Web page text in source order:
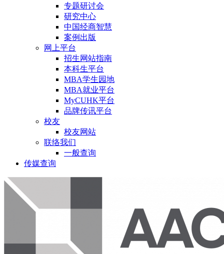
专题研讨会
研究中心
中国经商智慧
案例出版
网上平台
招生网站指南
本科生平台
MBA学生园地
MBA就业平台
MyCUHK平台
品牌传讯平台
校友
校友网站
联络我们
一般查询
传媒查询